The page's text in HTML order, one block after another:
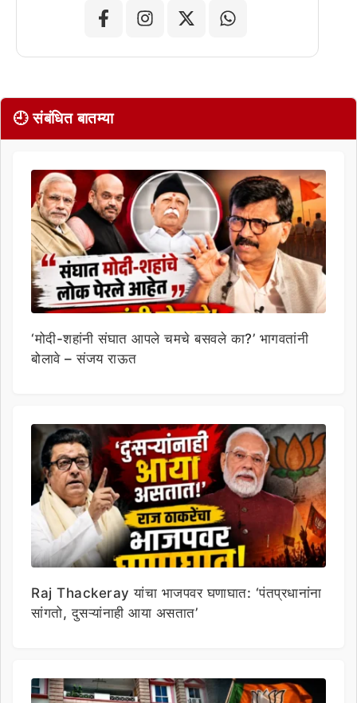
🕘 संबंधित बातम्या
‘मोदी-शहांनी संघात आपले चमचे बसवले का?’ भागवतांनी
बोलावे – संजय राऊत
Raj Thackeray यांचा भाजपवर घणाघात: ‘पंतप्रधानांना
सांगतो, दुसऱ्यांनाही आया असतात’